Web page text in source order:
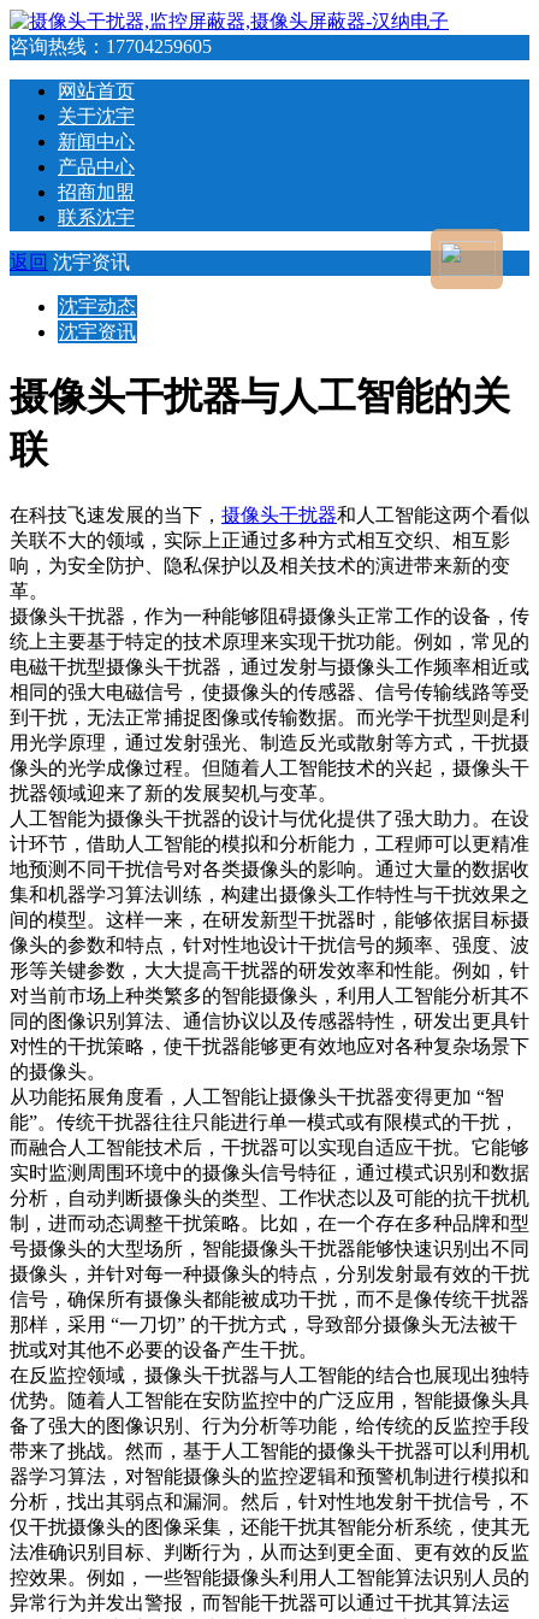
咨询热线： 17704259605
网站首页
关于沈宇
新闻中心
产品中心
招商加盟
联系沈宇
返回 沈宇资讯
沈宇动态
沈宇资讯
摄像头干扰器与人工智能的关
联
在科技飞速发展的当下， 摄像头干扰器和人工智能这两个看似
关联不大的领域，实际上正通过多种方式相互交织、相互影
响，为安全防护、隐私保护以及相关技术的演进带来新的变
革。​
摄像头干扰器，作为一种能够阻碍摄像头正常工作的设备，传
统上主要基于特定的技术原理来实现干扰功能。例如，常见的
电磁干扰型摄像头干扰器，通过发射与摄像头工作频率相近或
相同的强大电磁信号，使摄像头的传感器、信号传输线路等受
到干扰，无法正常捕捉图像或传输数据。而光学干扰型则是利
用光学原理，通过发射强光、制造反光或散射等方式，干扰摄
像头的光学成像过程。但随着人工智能技术的兴起，摄像头干
扰器领域迎来了新的发展契机与变革。​
人工智能为摄像头干扰器的设计与优化提供了强大助力。在设
计环节，借助人工智能的模拟和分析能力，工程师可以更精准
地预测不同干扰信号对各类摄像头的影响。通过大量的数据收
集和机器学习算法训练，构建出摄像头工作特性与干扰效果之
间的模型。这样一来，在研发新型干扰器时，能够依据目标摄
像头的参数和特点，针对性地设计干扰信号的频率、强度、波
形等关键参数，大大提高干扰器的研发效率和性能。例如，针
对当前市场上种类繁多的智能摄像头，利用人工智能分析其不
同的图像识别算法、通信协议以及传感器特性，研发出更具针
对性的干扰策略，使干扰器能够更有效地应对各种复杂场景下
的摄像头。​
从功能拓展角度看，人工智能让摄像头干扰器变得更加 “智
能”。传统干扰器往往只能进行单一模式或有限模式的干扰，
而融合人工智能技术后，干扰器可以实现自适应干扰。它能够
实时监测周围环境中的摄像头信号特征，通过模式识别和数据
分析，自动判断摄像头的类型、工作状态以及可能的抗干扰机
制，进而动态调整干扰策略。比如，在一个存在多种品牌和型
号摄像头的大型场所，智能摄像头干扰器能够快速识别出不同
摄像头，并针对每一种摄像头的特点，分别发射最有效的干扰
信号，确保所有摄像头都能被成功干扰，而不是像传统干扰器
那样，采用 “一刀切” 的干扰方式，导致部分摄像头无法被干
扰或对其他不必要的设备产生干扰。​
在反监控领域，摄像头干扰器与人工智能的结合也展现出独特
优势。随着人工智能在安防监控中的广泛应用，智能摄像头具
备了强大的图像识别、行为分析等功能，给传统的反监控手段
带来了挑战。然而，基于人工智能的摄像头干扰器可以利用机
器学习算法，对智能摄像头的监控逻辑和预警机制进行模拟和
分析，找出其弱点和漏洞。然后，针对性地发射干扰信号，不
仅干扰摄像头的图像采集，还能干扰其智能分析系统，使其无
法准确识别目标、判断行为，从而达到更全面、更有效的反监
控效果。例如，一些智能摄像头利用人工智能算法识别人员的
异常行为并发出警报，而智能干扰器可以通过干扰其算法运